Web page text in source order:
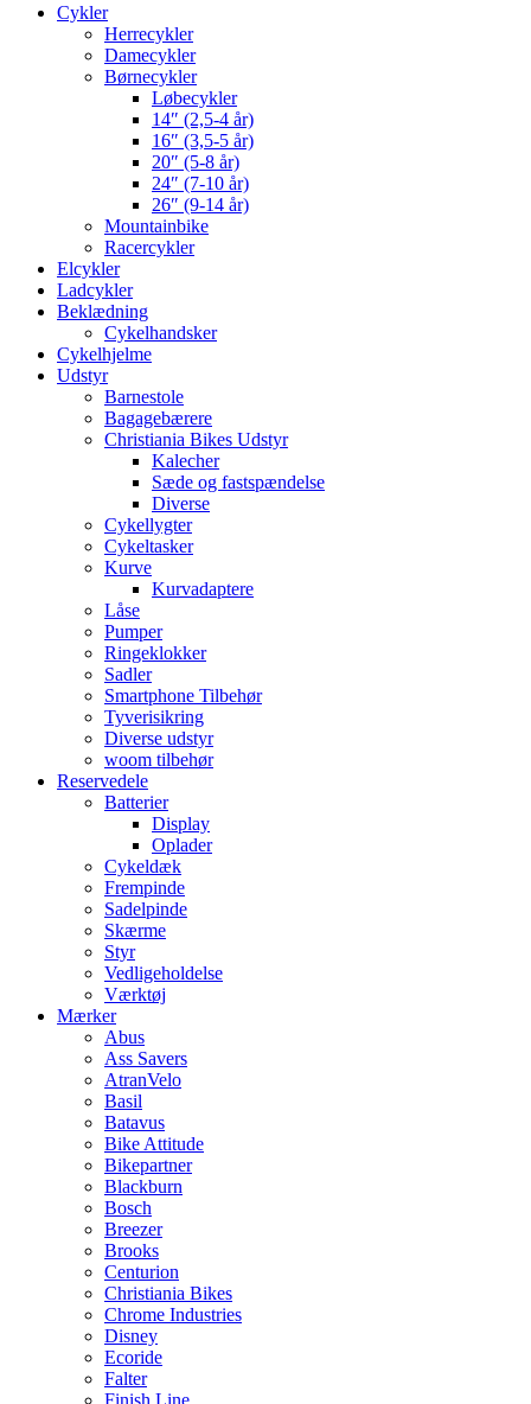
Cykler
Herrecykler
Damecykler
Børnecykler
Løbecykler
14″ (2,5-4 år)
16″ (3,5-5 år)
20″ (5-8 år)
24″ (7-10 år)
26″ (9-14 år)
Mountainbike
Racercykler
Elcykler
Ladcykler
Beklædning
Cykelhandsker
Cykelhjelme
Udstyr
Barnestole
Bagagebærere
Christiania Bikes Udstyr
Kalecher
Sæde og fastspændelse
Diverse
Cykellygter
Cykeltasker
Kurve
Kurvadaptere
Låse
Pumper
Ringeklokker
Sadler
Smartphone Tilbehør
Tyverisikring
Diverse udstyr
woom tilbehør
Reservedele
Batterier
Display
Oplader
Cykeldæk
Frempinde
Sadelpinde
Skærme
Styr
Vedligeholdelse
Værktøj
Mærker
Abus
Ass Savers
AtranVelo
Basil
Batavus
Bike Attitude
Bikepartner
Blackburn
Bosch
Breezer
Brooks
Centurion
Christiania Bikes
Chrome Industries
Disney
Ecoride
Falter
Finish Line